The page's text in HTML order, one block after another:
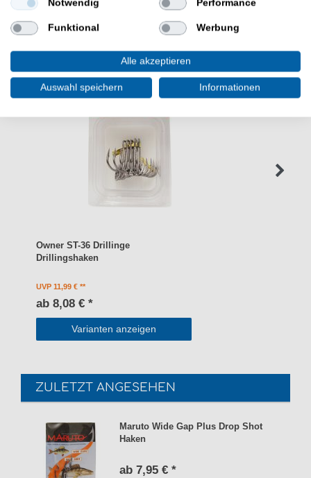
WEITERE INTERESSANTE ARTIKEL
Owner ST-36 Drillinge
Drillingshaken
UVP 11,99 €
ab 8,08 € *
Varianten anzeigen
ZULETZT ANGESEHEN
Maruto Wide Gap Plus Drop Shot
Haken
ab 7,95 € *
Notwendig Performance
Funktional Werbung
Alle akzeptieren
Auswahl speichern Informationen